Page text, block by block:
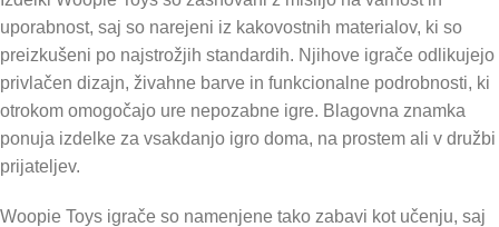
uporabnost, saj so narejeni iz kakovostnih materialov, ki so
preizkušeni po najstrožjih standardih. Njihove igrače odlikujejo
privlačen dizajn, živahne barve in funkcionalne podrobnosti, ki
otrokom omogočajo ure nepozabne igre. Blagovna znamka
ponuja izdelke za vsakdanjo igro doma, na prostem ali v družbi
prijateljev.
Woopie Toys igrače so namenjene tako zabavi kot učenju, saj